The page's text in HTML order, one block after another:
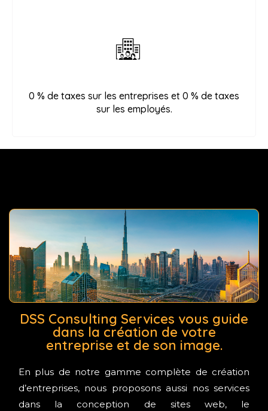
0 % de taxes sur les entreprises et 0 % de taxes
sur les employés.
DSS Consulting Services vous guide
dans la création de votre
entreprise et de son image.
En plus de notre gamme complète de création
d’entreprises, nous proposons aussi nos services
dans la conception de sites web, le